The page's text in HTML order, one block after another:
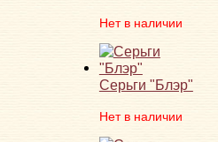
Нет в наличии
Серьги "Блэр"
Нет в наличии